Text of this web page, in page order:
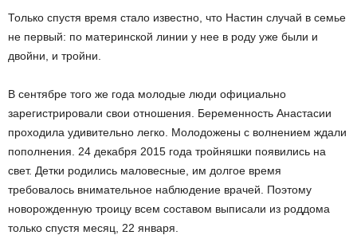
Только спустя время стало известно, что Настин случай в семье
не первый: по материнской линии у нее в роду уже были и
двойни, и тройни.
В сентябре того же года молодые люди официально
зарегистрировали свои отношения. Беременность Анастасии
проходила удивительно легко. Молодожены с волнением ждали
пополнения. 24 декабря 2015 года тройняшки появились на
свет. Детки родились маловесные, им долгое время
требовалось внимательное наблюдение врачей. Поэтому
новорожденную троицу всем составом выписали из роддома
только спустя месяц, 22 января.